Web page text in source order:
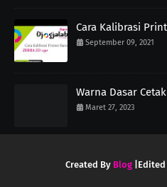
Cara Kalibrasi
September 09, 2021
Warna Dasar
Maret 27, 2023
Created By Blog|Edited